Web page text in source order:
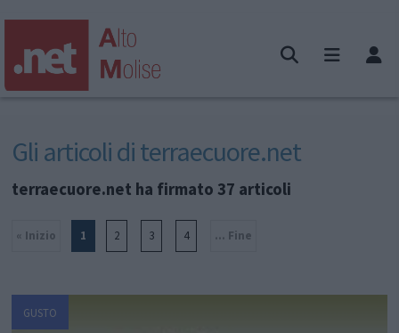
Gli articoli di terraecuore.net
terraecuore.net ha firmato 37 articoli
« Inizio 1 2 3 4 ... Fine
GUSTO